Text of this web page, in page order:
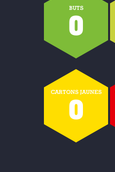
BUTS
0
CARTONS JAUNES
0